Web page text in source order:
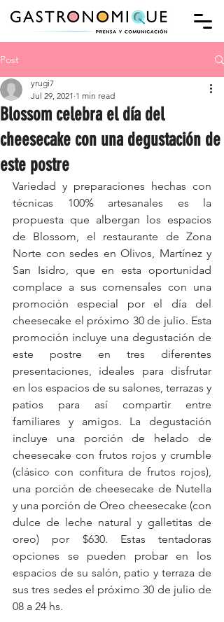
Post
Blossom celebra el día del
cheesecake con una degustación de
este postre
yrugi7
Jul 29, 2021 1 min read
Variedad y preparaciones hechas con
técnicas 100% artesanales es la
propuesta que albergan los espacios
de Blossom, el restaurante de Zona
Norte con sedes en Olivos, Martínez y
San Isidro, que en esta oportunidad
complace a sus comensales con una
promoción especial por el día del
cheesecake el próximo 30 de julio. Esta
promoción incluye una degustación de
este postre en tres diferentes
presentaciones, ideales para disfrutar
en los espacios de su salones, terrazas y
patios para así compartir entre
familiares y amigos. La degustación
incluye una porción de helado de
cheesecake con frutos rojos y crumble
(clásico con confitura de frutos rojos),
una porción de cheesecake de Nutella
y una porción de Oreo cheesecake (con
dulce de leche natural y galletitas de
oreo) por $630. Estas tentadoras
opciones se pueden probar en los
espacios de su salón, patio y terraza de
sus tres sedes el próximo 30 de julio de
08 a 24 hs.